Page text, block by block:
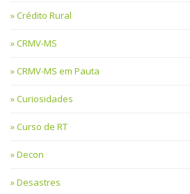
Crédito Rural
CRMV-MS
CRMV-MS em Pauta
Curiosidades
Curso de RT
Decon
Desastres